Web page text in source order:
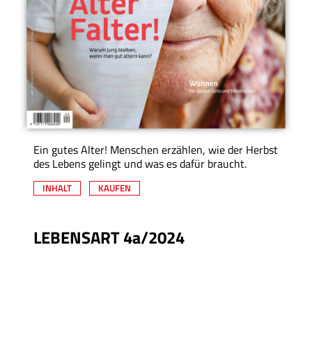
Ein gutes Alter! Menschen erzählen, wie der Herbst
des Lebens gelingt und was es dafür braucht.
INHALT KAUFEN
LEBENSART 4a/2024